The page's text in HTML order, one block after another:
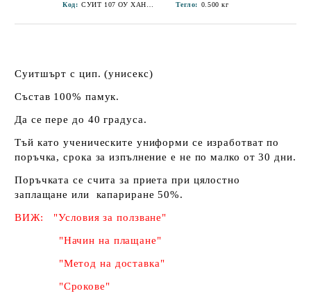
Код: Тегло: 0.500 кг
Суитшърт с цип. (унисекс)
Състав 100% памук.
Да се пере до 40 градуса.
Тъй като ученическите униформи се изработват по
поръчка, срока за изпълнение е не по малко от 30 дни.
Поръчката се счита за приета при цялостно
заплащане или капариране 50%.
ВИЖ: "Условия за ползване"
"Начин на плащане"
"Метод на доставка"
"Срокове"